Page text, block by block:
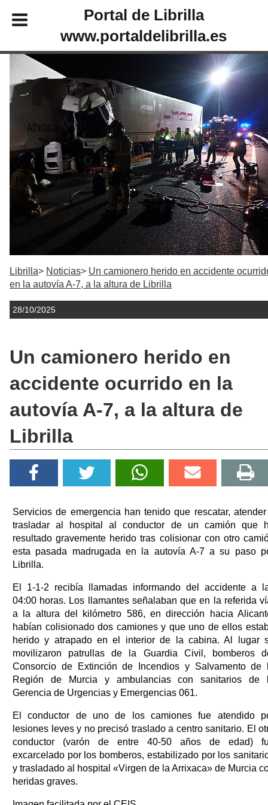
Portal de Librilla
www.portaldelibrilla.es
Librilla Noticias
Un camionero herido en accidente
en la autovía A-7, a la altura de Librilla
28/10/2025
Un camionero herido en
accidente ocurrido en la
autovía A-7, a la altura de
Librilla
Servicios de emergencia han tenido que rescatar,
trasladar al hospital al conductor de un camión que
resultado gravemente herido tras colisionar con otro
esta pasada madrugada en la autovía A-7 a su paso
Librilla.
El 1-1-2 recibía llamadas informando del accidente a
04:00 horas. Los llamantes señalaban que en la referida
a la altura del kilómetro 586, en dirección hacia
habían colisionado dos camiones y que uno de ellos
herido y atrapado en el interior de la cabina. Al lugar
movilizaron patrullas de la Guardia Civil, bomberos
Consorcio de Extinción de Incendios y Salvamento de
Región de Murcia y ambulancias con sanitarios de
Gerencia de Urgencias y Emergencias 061.
El conductor de uno de los camiones fue atendido
lesiones leves y no precisó traslado a centro sanitario. El
conductor (varón de entre 40-50 años de edad)
excarcelado por los bomberos, estabilizado por los
y trasladado al hospital «Virgen de la Arrixaca» de Murcia
heridas graves.